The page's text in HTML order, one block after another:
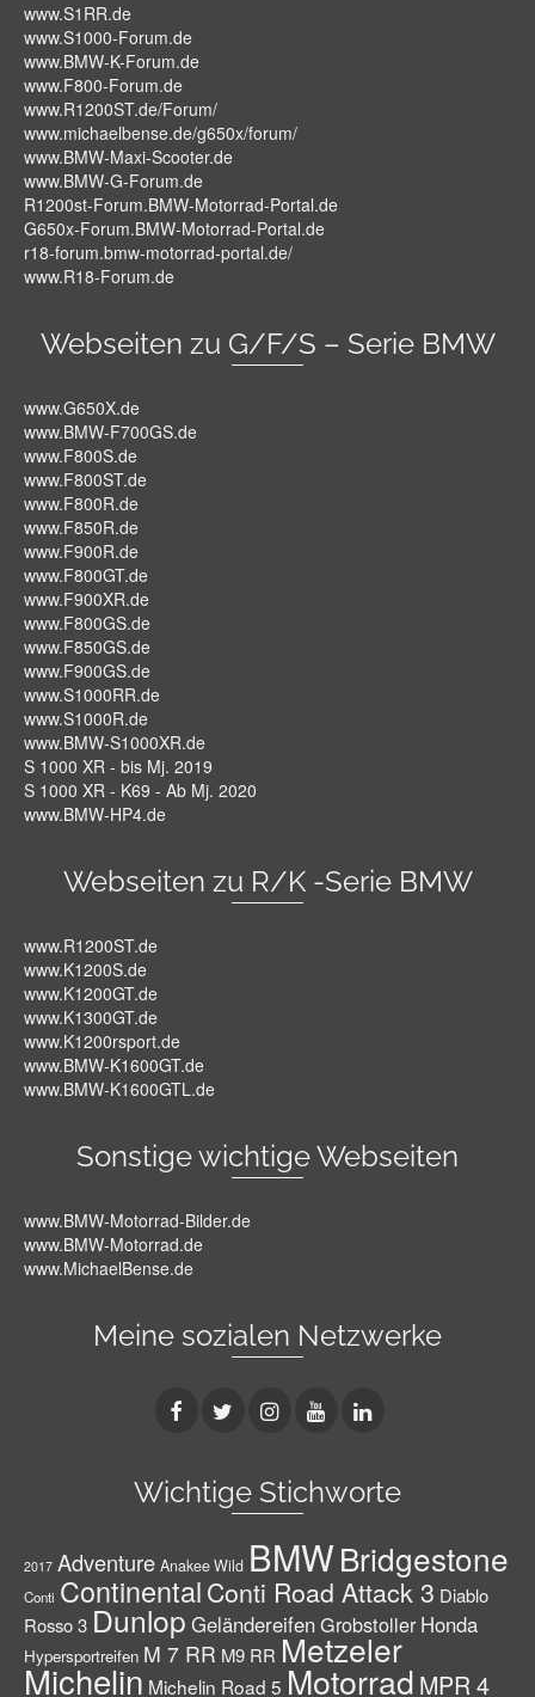
www.S1RR.de
www.S1000-Forum.de
www.BMW-K-Forum.de
www.F800-Forum.de
www.R1200ST.de/Forum/
www.michaelbense.de/g650x/forum/
www.BMW-Maxi-Scooter.de
www.BMW-G-Forum.de
R1200st-Forum.BMW-Motorrad-Portal.de
G650x-Forum.BMW-Motorrad-Portal.de
r18-forum.bmw-motorrad-portal.de/
www.R18-Forum.de
Webseiten zu G/F/S – Serie BMW
www.G650X.de
www.BMW-F700GS.de
www.F800S.de
www.F800ST.de
www.F800R.de
www.F850R.de
www.F900R.de
www.F800GT.de
www.F900XR.de
www.F800GS.de
www.F850GS.de
www.F900GS.de
www.S1000RR.de
www.S1000R.de
www.BMW-S1000XR.de
S 1000 XR - bis Mj. 2019
S 1000 XR - K69 - Ab Mj. 2020
www.BMW-HP4.de
Webseiten zu R/K -Serie BMW
www.R1200ST.de
www.K1200S.de
www.K1200GT.de
www.K1300GT.de
www.K1200rsport.de
www.BMW-K1600GT.de
www.BMW-K1600GTL.de
Sonstige wichtige Webseiten
www.BMW-Motorrad-Bilder.de
www.BMW-Motorrad.de
www.MichaelBense.de
Meine sozialen Netzwerke
Wichtige Stichworte
2017 Adventure Anakee Wild BMWBridgestone
Conti ContinentalConti Road Attack 3 Diablo
Rosso 3 Dunlop GeländereifenGrobstoller Honda
Hypersportreifen M 7 RR M9 RR Metzeler
Michelin Michelin Road 5 Motorrad MPR 4